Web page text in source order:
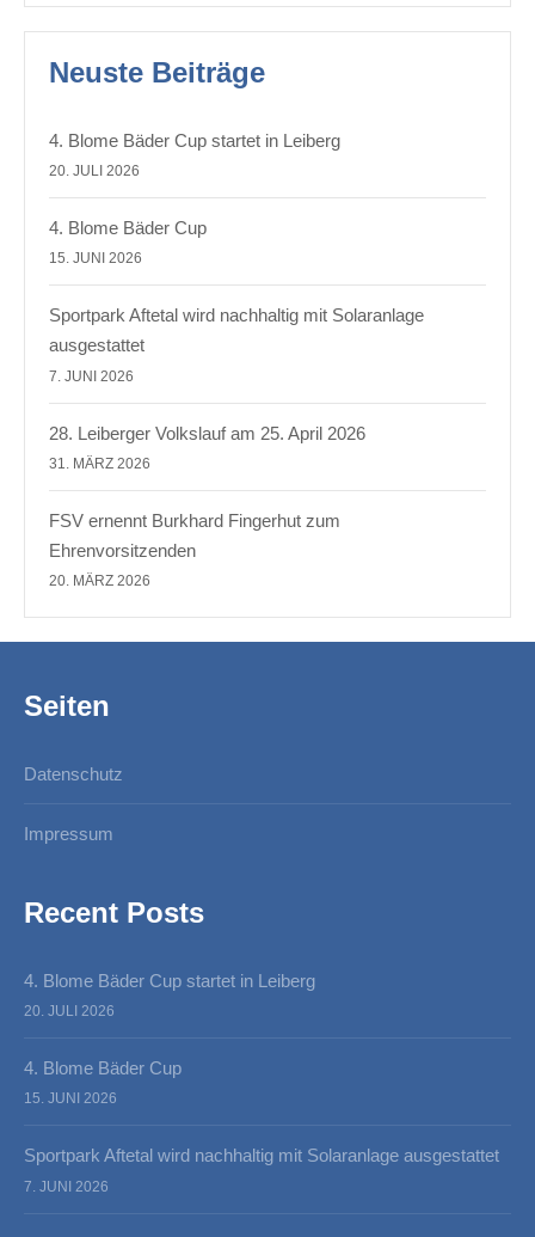
Neuste Beiträge
4. Blome Bäder Cup startet in Leiberg
20. JULI 2026
4. Blome Bäder Cup
15. JUNI 2026
Sportpark Aftetal wird nachhaltig mit Solaranlage
ausgestattet
7. JUNI 2026
28. Leiberger Volkslauf am 25. April 2026
31. MÄRZ 2026
FSV ernennt Burkhard Fingerhut zum
Ehrenvorsitzenden
20. MÄRZ 2026
Seiten
Datenschutz
Impressum
Recent Posts
4. Blome Bäder Cup startet in Leiberg
20. JULI 2026
4. Blome Bäder Cup
15. JUNI 2026
Sportpark Aftetal wird nachhaltig mit Solaranlage ausgestattet
7. JUNI 2026